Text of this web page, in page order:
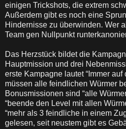
einigen Trickshots, die extrem
Außerdem gibt es noch eine
Hindernisse zu überwinden. Wer
Team gen Nullpunkt
Das Herzstück bildet die
Hauptmission und drei
erste Kampagne lautet “Immer auf
müssen alle feindlichen Würmer
Bonusmissionen sind “alle
“beende den Level mit allen
“mehr als 3 feindliche in einem
gelesen, seit neustem gibt es